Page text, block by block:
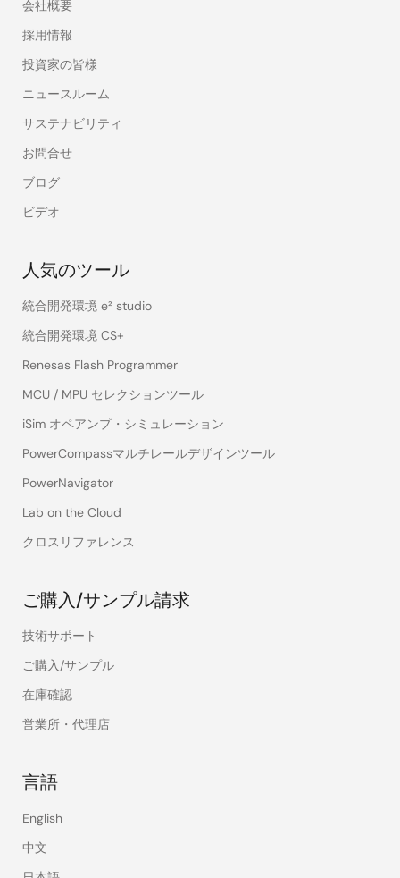
会社概要
採用情報
投資家の皆様
ニュースルーム
サステナビリティ
お問合せ
ブログ
ビデオ
人気のツール
統合開発環境 e² studio
統合開発環境 CS+
Renesas Flash Programmer
MCU / MPU セレクションツール
iSim オペアンプ・シミュレーション
PowerCompassマルチレールデザインツール
PowerNavigator
Lab on the Cloud
クロスリファレンス
ご購入/サンプル請求
技術サポート
ご購入/サンプル
在庫確認
営業所・代理店
言語
English
中文